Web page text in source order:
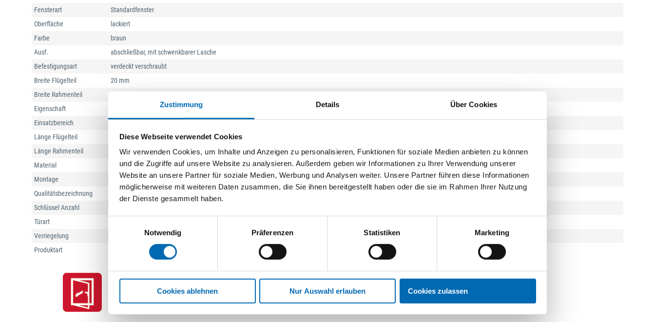
Zustimmung Details Über Cookies
Diese Webseite verwendet Cookies
Wir verwenden Cookies, um Inhalte und Anzeigen zu personalisieren, Funktionen für soziale Medien anbieten zu können
und die Zugriffe auf unsere Website zu analysieren. Außerdem geben wir Informationen zu Ihrer Verwendung unserer
Website an unsere Partner für soziale Medien, Werbung und Analysen weiter. Unsere Partner führen diese Informationen
möglicherweise mit weiteren Daten zusammen, die Sie ihnen bereitgestellt haben oder die sie im Rahmen Ihrer Nutzung
der Dienste gesammelt haben.
Notwendig
Präferenzen Statistiken Marketing
Cookies ablehnen Nur Auswahl erlauben Cookies zulassen
Fensterart
Standardfenster
Oberfläche
lackiert
Farbe
braun
Ausf.
abschließbar, mit schwenkbarer Lasche
Befestigungsart
verdeckt verschraubt
Breite Flügelteil
20 mm
Breite Rahmenteil
Eigenschaft
Einsatzbereich
Länge Flügelteil
84 mm
Länge Rahmenteil
78 mm
Material
Stahl
Montage
Fensterrahmen
Qualitätsbezeichnung
Made in Germany
Schlüssel Anzahl
Türart
Verriegelung
Schwenkriegel
Produktart
Fenster-Zusatzschloss